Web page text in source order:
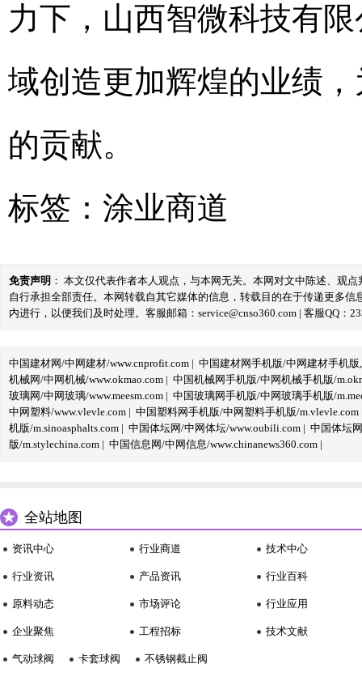
力下，山西智微科技有
域创造更加辉煌的业绩
的贡献。
标签： 涂业商道
免责声明 ： 本文仅代表作者本人观点，与本网无关。本网对文中陈述、观
自行承担全部责任。本网转载自其它媒体的信息，转载目的在于传递更多
内进行，以便我们及时处理。客服邮箱：service@cnso360.com | 客服QQ：
中国建材网/中网建材/www.cnprofit.com | 中国建材网手机版/中网建材手机版
机械网/中网机械/www.okmao.com | 中国机械网手机版/中网机械手机版/
玻璃网/中网玻璃/www.meesm.com | 中国玻璃网手机版/中网玻璃手机版/
中网塑料/www.vlevle.com | 中国塑料网手机版/中网塑料手机版/m.vlevle.com
机版/m.sinoasphalts.com | 中国体坛网/中网体坛/www.oubili.com | 中国体坛
版/m.stylechina.com | 中国信息网/中网信息/www.chinanews360.com |
全站地图
资讯中心
行业资讯
原料动态
企业聚焦
行业商道
产品资讯
市场评论
工程招标
技术中心
行业百科
行业应用
技术文献
气动球阀 卡套球阀 不锈钢截止阀